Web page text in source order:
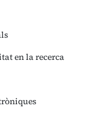
en la recerca